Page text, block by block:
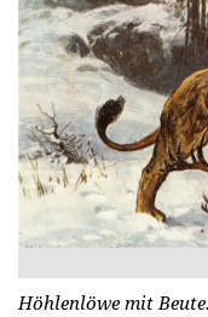
Höhlenlöwe mit